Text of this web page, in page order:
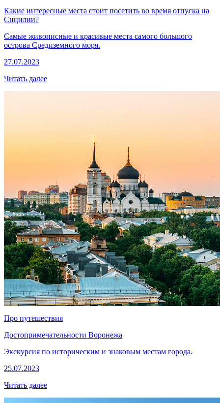
Какие интересные места стоит посетить во время отпуска на
Сицилии?
Самые живописные и красивые места самого большого
острова Средиземного моря.
27.07.2023
Читать далее
Про путешествия
Достопримечательности Воронежа
Экскурсия по историческим и знаковым местам города.
25.07.2023
Читать далее